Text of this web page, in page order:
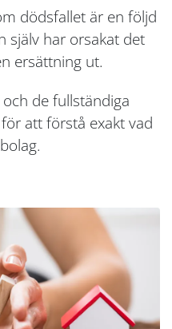
dödsfallet är en följd
själv har orsakat det
ersättning ut.
de fullständiga
att förstå exakt vad